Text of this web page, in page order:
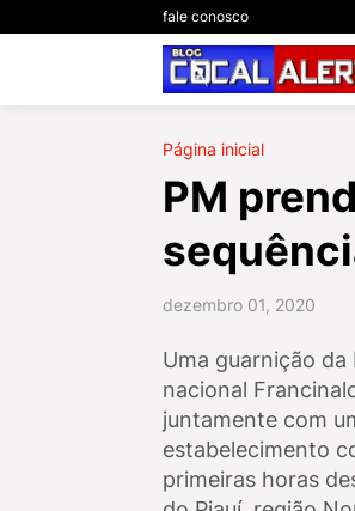
fale conosco
Página inicial
PM
dezembro 01, 2020
Uma guarnição
nacional
juntamente com
estabelecimento
primeiras horas